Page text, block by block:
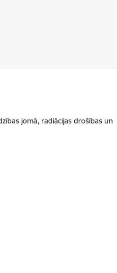
jomā, radiācijas drošības un